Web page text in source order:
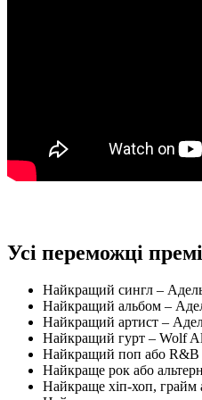
Усі переможці
Найкращий сингл –
Найкращий альбом –
Найкращий артист –
Найкращий гурт – Wolf
Найкращий поп або R&B
Найкраще рок або
Найкраще хіп-хоп, грайм